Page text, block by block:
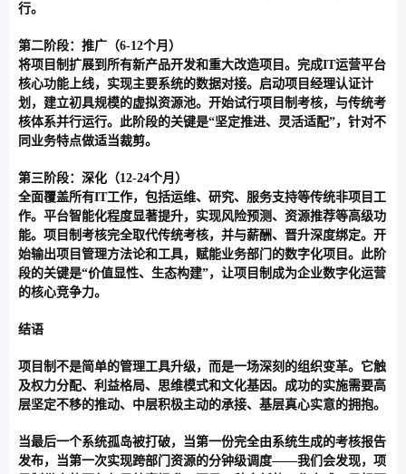
行。
第二阶段：推广（6-12个月）
将项目制扩展到所有新产品开发和重大改造项目。完成IT运营平台
核心功能上线，实现主要系统的数据对接。启动项目经理认证计
划，建立初具规模的虚拟资源池。开始试行项目制考核，与传统考
核体系并行运行。此阶段的关键是“坚定推进、灵活适配”，针对不
同业务特点做适当裁剪。
第三阶段：深化（12-24个月）
全面覆盖所有IT工作，包括运维、研究、服务支持等传统非项目工
作。平台智能化程度显著提升，实现风险预测、资源推荐等高级功
能。项目制考核完全取代传统考核，并与薪酬、晋升深度绑定。开
始输出项目管理方法论和工具，赋能业务部门的数字化项目。此阶
段的关键是“价值显性、生态构建”，让项目制成为企业数字化运营
的核心竞争力。
结语
项目制不是简单的管理工具升级，而是一场深刻的组织变革。它触
及权力分配、利益格局、思维模式和文化基因。成功的实施需要高
层坚定不移的推动、中层积极主动的承接、基层真心实意的拥抱。
当最后一个系统孤岛被打破，当第一份完全由系统生成的考核报告
发布，当第一次实现跨部门资源的分钟级调度——我们会发现，项